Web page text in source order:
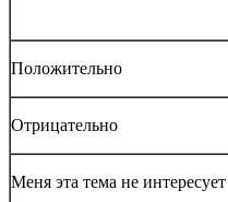
Положительно
Отрицательно
Меня эта тема не интересует